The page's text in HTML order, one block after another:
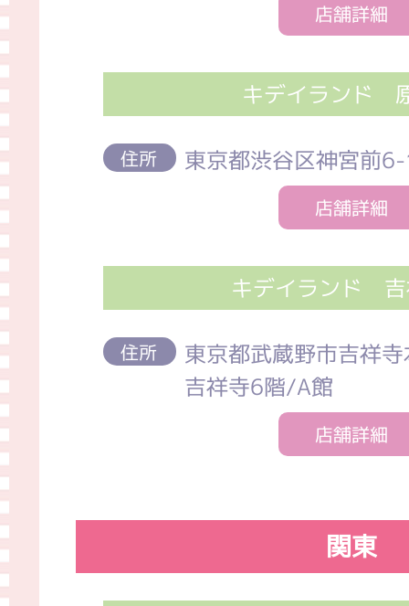
店舗詳細
キデイランド
住所 東京都渋谷区神宮前
店舗詳細
キデイランド
住所
東京都武蔵野市吉祥
吉祥寺6階/A館
店舗詳細
関東